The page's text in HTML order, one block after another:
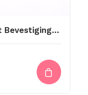
Pannenlappen Lussen Met Bevestiging Schroef The Kitchen Is The Heart Of The Home 12 Br